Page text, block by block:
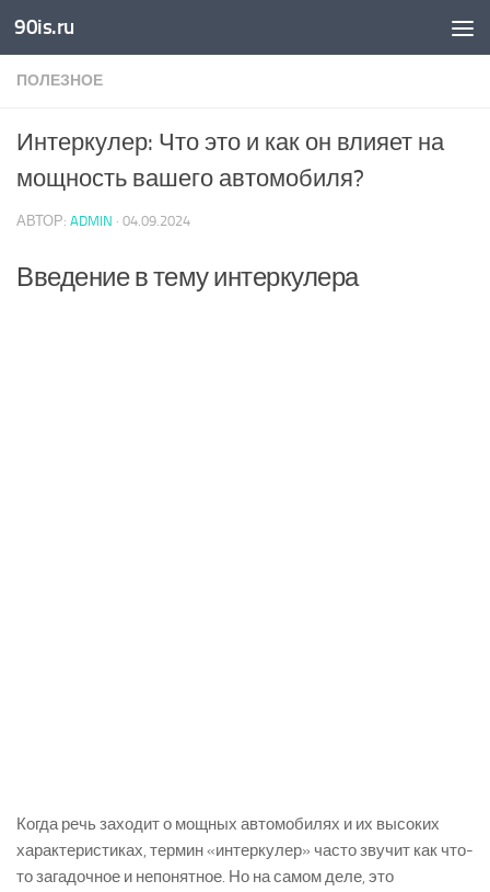
Skip to content
90is.ru
ПОЛЕЗНОЕ
Интеркулер: Что это и как он влияет на
мощность вашего автомобиля?
АВТОР: ADMIN · 04.09.2024
Введение в тему интеркулера
Когда речь заходит о мощных автомобилях и их высоких
характеристиках, термин «интеркулер» часто звучит как что-
то загадочное и непонятное. Но на самом деле, это